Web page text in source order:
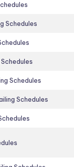
Schedules
Schedules
Schedules